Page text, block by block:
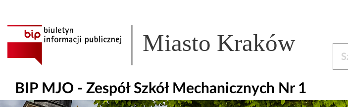
Miasto Kraków
BIP MJO - Zespół Szkół Mechanicznych Nr 1